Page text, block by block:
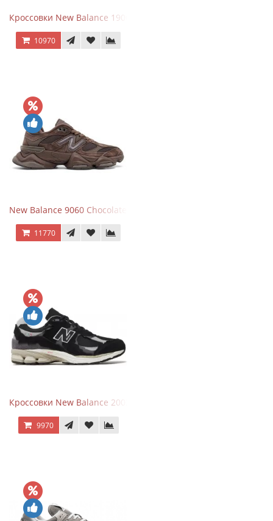
Кроссовки New Balance 1906R Brighton Grey
10970
New Balance 9060 Chocolate Brown
11770
Кроссовки New Balance 2002R Protection Pack Black Grey
9970